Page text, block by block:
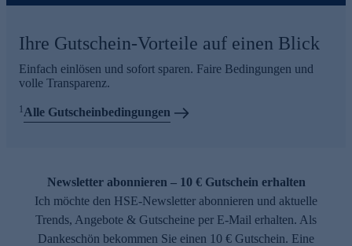
Ihre Gutschein-Vorteile auf einen Blick
Einfach einlösen und sofort sparen. Faire Bedingungen und
volle Transparenz.
1Alle Gutscheinbedingungen
Newsletter abonnieren – 10 € Gutschein erhalten
Ich möchte den HSE-Newsletter abonnieren und aktuelle
Trends, Angebote & Gutscheine per E-Mail erhalten. Als
Dankeschön bekommen Sie einen 10 € Gutschein. Eine